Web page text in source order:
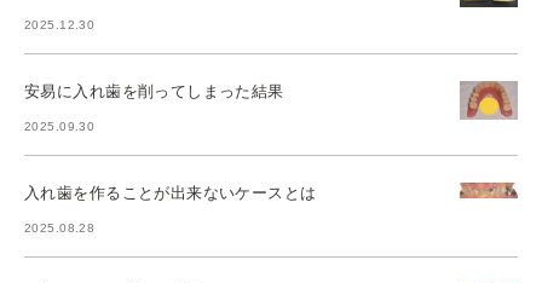
2025.12.30
安易に入れ歯を削ってしまった結果
2025.09.30
入れ歯を作ることが出来ないケースとは
2025.08.28